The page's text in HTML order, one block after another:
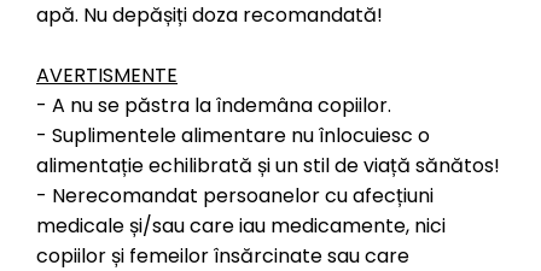
apă. Nu depășiți doza recomandată!
AVERTISMENTE
- A nu se păstra la îndemâna copiilor.
- Suplimentele alimentare nu înlocuiesc o
alimentație echilibrată și un stil de viață sănătos!
- Nerecomandat persoanelor cu afecțiuni
medicale și/sau care iau medicamente, nici
copiilor și femeilor însărcinate sau care